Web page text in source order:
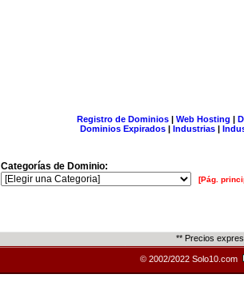
Registro de Dominios| Web Hosting |
Dominios Expirados | Industrias |
Categorías de Dominio:
[Pág.
** Precios
© 2002/2022 Solo10.com